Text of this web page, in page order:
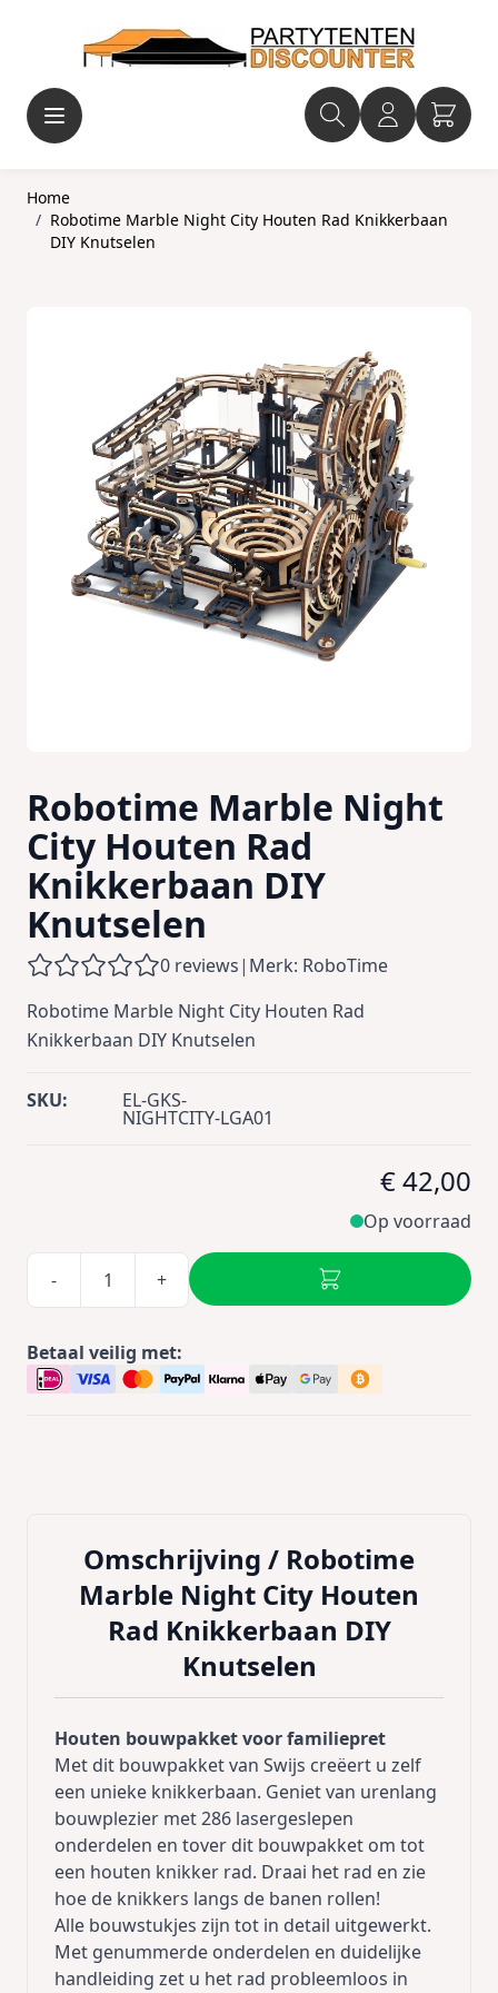
Home
/ Robotime Marble Night City Houten Rad Knikkerbaan
DIY Knutselen
Robotime Marble Night
City Houten Rad
Knikkerbaan DIY
Knutselen
0 reviews| Merk: RoboTime
Robotime Marble Night City Houten Rad
Knikkerbaan DIY Knutselen
SKU: EL-GKS-
NIGHTCITY-LGA01
€ 42,00
Op voorraad
- +
Betaal veilig met:
Omschrijving / Robotime
Marble Night City Houten
Rad Knikkerbaan DIY
Knutselen
Houten bouwpakket voor familiepret
Met dit bouwpakket van Swijs creëert u zelf
een unieke knikkerbaan. Geniet van urenlang
bouwplezier met 286 lasergeslepen
onderdelen en tover dit bouwpakket om tot
een houten knikker rad. Draai het rad en zie
hoe de knikkers langs de banen rollen!
Alle bouwstukjes zijn tot in detail uitgewerkt.
Met genummerde onderdelen en duidelijke
handleiding zet u het rad probleemloos in